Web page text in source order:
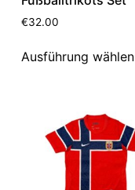
€32.00
Ausführung wählen